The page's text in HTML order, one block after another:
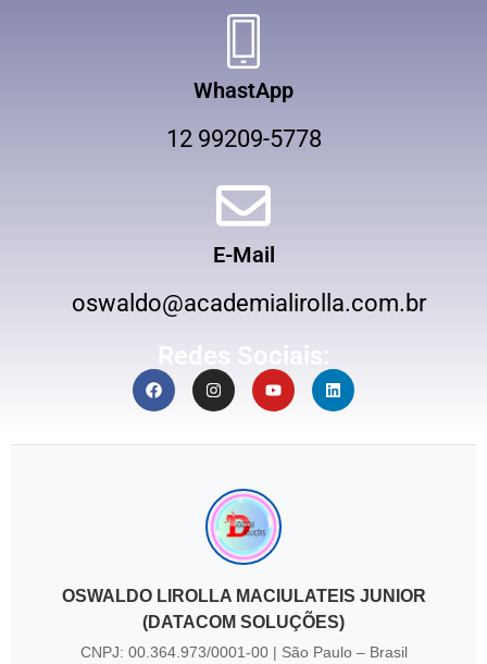
WhastApp
12 99209-5778
E-Mail
oswaldo@academialirolla.com.br
Redes Sociais:
OSWALDO LIROLLA MACIULATEIS JUNIOR
(DATACOM SOLUÇÕES)
CNPJ: 00.364.973/0001-00 | São Paulo – Brasil